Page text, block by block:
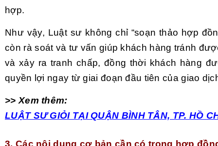
hợp.
Như vậy, Luật sư không chỉ “soạn thảo hợp
còn rà soát và tư vấn giúp khách hàng tránh
và xảy ra tranh chấp, đồng thời khách hàng
quyền lợi ngay từ giai đoạn đầu tiên của giao
>> Xem thêm:
LUẬT SƯ GIỎI TẠI QUẬN BÌNH TÂN, TP. HỒ
3. Các nội dung cơ bản cần có trong hợp